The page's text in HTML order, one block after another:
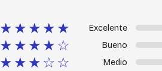
★★★★★ Excelente
★★★★☆ Bueno
★★★☆☆ Medio